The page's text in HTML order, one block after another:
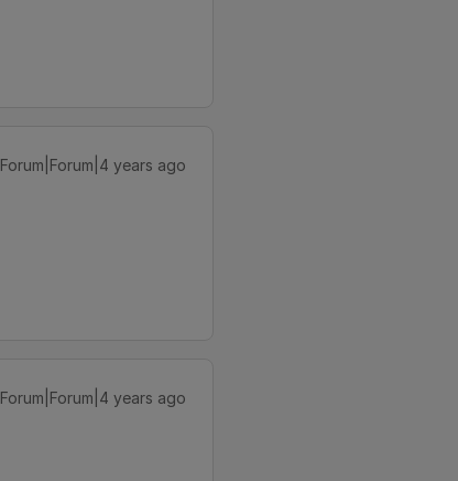
Forum|Forum|4 years ago
Forum|Forum|4 years ago